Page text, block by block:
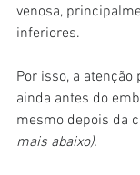
venosa,
inferiores.
Por isso, a
ainda antes do
mesmo depois da
mais abaixo).